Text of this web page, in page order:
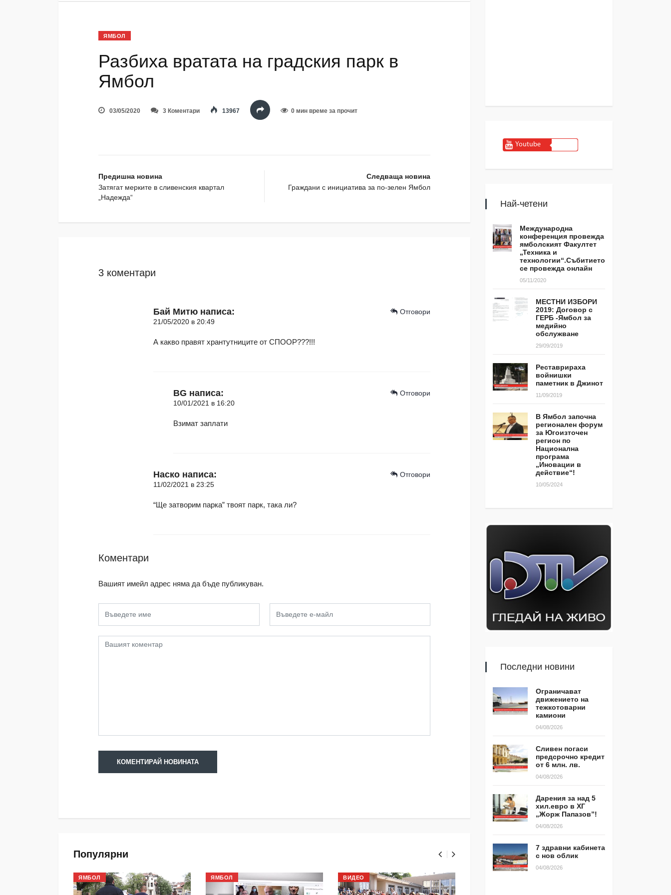
ЯМБОЛ
Разбиха вратата на градския парк в
Ямбол
03/05/2020 3 Коментари 13967 0 мин време за прочит
Предишна новина
Затягат мерките в сливенския квартал
„Надежда“
Следваща новина
Граждани с инициатива за по-зелен Ямбол
3 коментари
Отговори
Бай Митю написа:
21/05/2020 в 20:49
А какво правят хрантутниците от СПООР???!!!
Отговори
BG написа:
10/01/2021 в 16:20
Взимат заплати
Отговори
Наско написа:
11/02/2021 в 23:25
“Ще затворим парка” твоят парк, така ли?
Коментари
Вашият имейл адрес няма да бъде публикуван.
Популярни
ЯМБОЛ ЯМБОЛ ВИДЕО
Youtube
Най-четени
Международна
конференция провежда
ямболският Факултет
„Техника и
технологии“.Събитието
се провежда онлайн
05/11/2020
МЕСТНИ ИЗБОРИ
2019: Договор с
ГЕРБ -Ямбол за
медийно
обслужване
29/09/2019
Реставрираха
войнишки
паметник в Джинот
11/09/2019
В Ямбол започна
регионален форум
за Югоизточен
регион по
Национална
програма
„Иновации в
действие“!
10/05/2024
Последни новини
Ограничават
движението на
тежкотоварни
камиони
04/08/2026
Сливен погаси
предсрочно кредит
от 6 млн. лв.
04/08/2026
Дарения за над 5
хил.евро в ХГ
„Жорж Папазов”!
04/08/2026
7 здравни кабинета
с нов облик
04/08/2026